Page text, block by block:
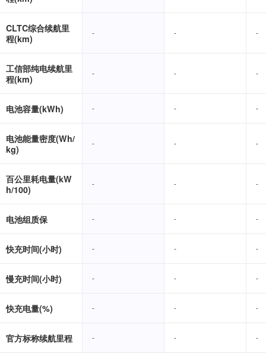
CLTC综合续航里
程(km)
- - -
工信部纯电续航里
程(km)
- - -
电池容量(kWh) - - -
电池能量密度(Wh/
kg)
- - -
百公里耗电量(kW
h/100)
- - -
电池组质保 - - -
快充时间(小时) - - -
慢充时间(小时) - - -
快充电量(%) - - -
官方标称续航里程 - - -
- - -
- - -
- - -
- - -
- - -
- - -
- - -
- - -
- - -
- - -